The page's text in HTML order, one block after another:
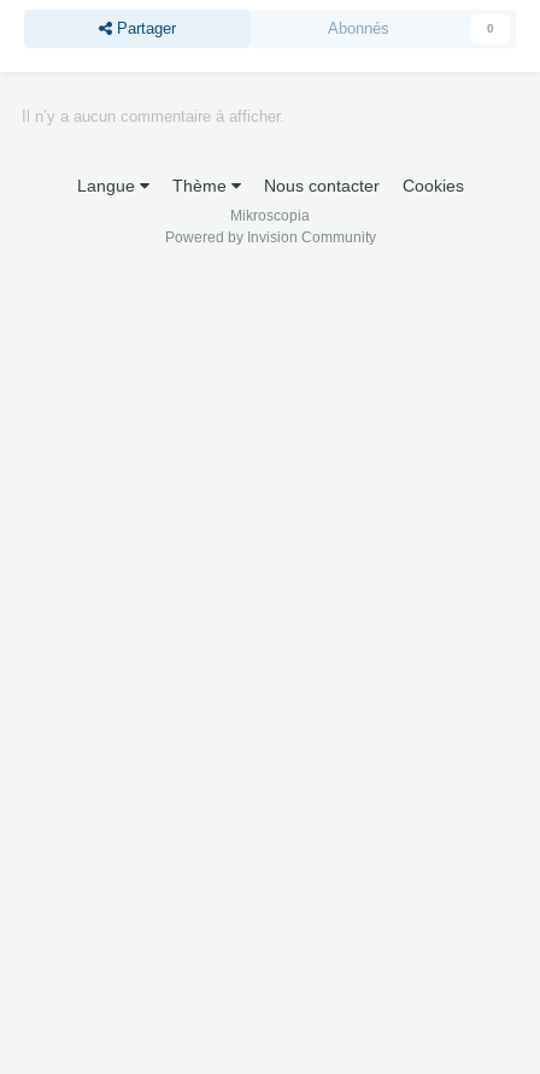
Partager Abonnés 0
Il n’y a aucun commentaire à afficher.
Langue Thème Nous contacter Cookies
Mikroscopia
Powered by Invision Community